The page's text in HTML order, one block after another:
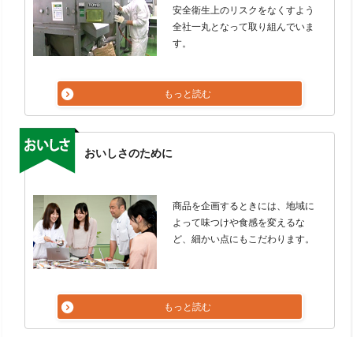
安全衛生上のリスクをなくすよう
全社一丸となって取り組んでいま
す。
もっと読む
おいしさのために
商品を企画するときには、地域に
よって味つけや食感を変えるな
ど、細かい点にもこだわります。
もっと読む